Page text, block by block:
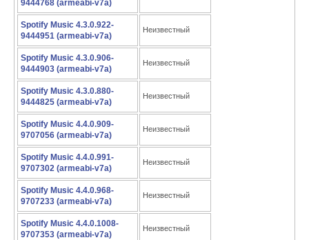
9444768 (armeabi-v7a)
Spotify Music 4.3.0.922-
9444951 (armeabi-v7a)
Неизвестный
Spotify Music 4.3.0.906-
9444903 (armeabi-v7a)
Неизвестный
Spotify Music 4.3.0.880-
9444825 (armeabi-v7a)
Неизвестный
Spotify Music 4.4.0.909-
9707056 (armeabi-v7a)
Неизвестный
Spotify Music 4.4.0.991-
9707302 (armeabi-v7a)
Неизвестный
Spotify Music 4.4.0.968-
9707233 (armeabi-v7a)
Неизвестный
Spotify Music 4.4.0.1008-
9707353 (armeabi-v7a)
Неизвестный